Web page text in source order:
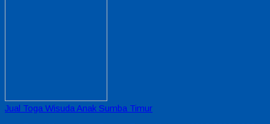
Jual Toga Wisuda Anak Sumba Timur